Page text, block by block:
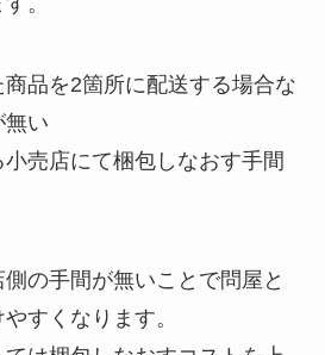
品を2箇所に配送する場合な
無い
売店にて梱包しなおす手間
の手間が無いことで問屋と
すくなります。